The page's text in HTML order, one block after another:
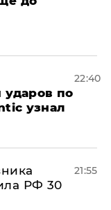
ударов по
узнал
22:40
РФ 30
21:55